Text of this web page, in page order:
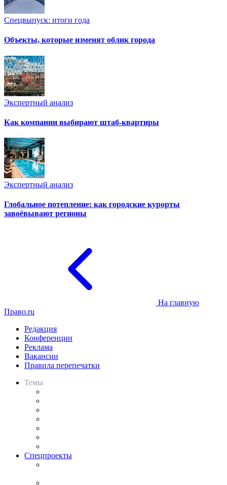
Спецвыпуск: итоги года
Объекты, которые изменят облик города
Экспертный анализ
Как компании выбирают штаб-квартиры
Экспертный анализ
Глобальное потепление: как городские курорты
завоёвывают регионы
На главную
Право.ru
Редакция
Конференции
Реклама
Вакансии
Правила перепечатки
Темы
Спецпроекты